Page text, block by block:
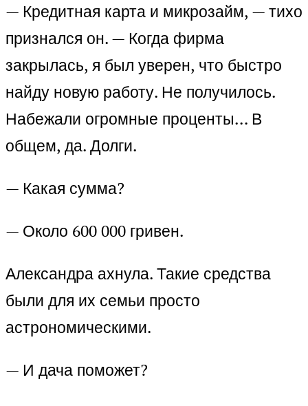
— Кредитная карта и микрозайм, — тихо
признался он. — Когда фирма
закрылась, я был уверен, что быстро
найду новую работу. Не получилось.
Набежали огромные проценты… В
общем, да. Долги.
— Какая сумма?
— Около 600 000 гривен.
Александра ахнула. Такие средства
были для их семьи просто
астрономическими.
— И дача поможет?